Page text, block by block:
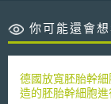
你可能還會想
德國放寬胚胎幹
造的胚胎幹細胞